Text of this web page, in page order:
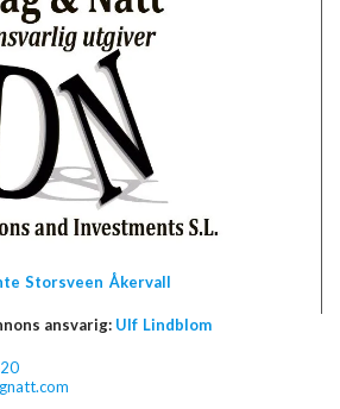
Storsveen Åkervall
ansvarig: Ulf Lindblom